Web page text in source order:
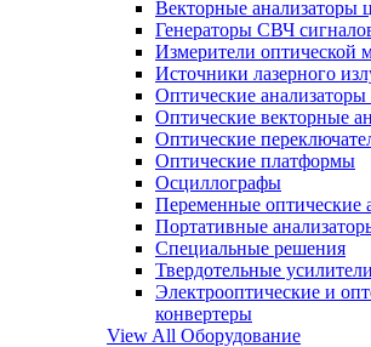
Векторные анализаторы
Генераторы СВЧ
Измерители оптической
Источники лазерного
Оптические анализаторы
Оптические векторные
Оптические
Оптические платформы
Осциллографы
Переменные оптические
Портативные
Специальные решения
Твердотельные
Электрооптические и
конвертеры
View All Оборудование